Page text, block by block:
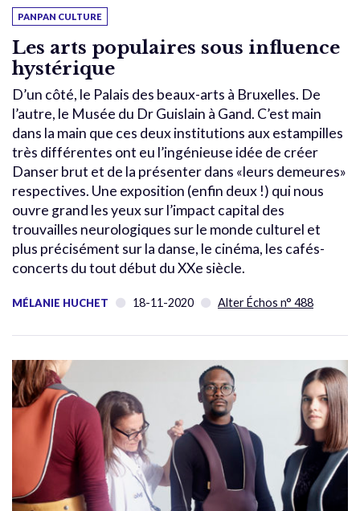
PANPAN CULTURE
Les arts populaires sous influence
hystérique
D’un côté, le Palais des beaux-arts à Bruxelles. De
l’autre, le Musée du Dr Guislain à Gand. C’est main
dans la main que ces deux institutions aux estampilles
très différentes ont eu l’ingénieuse idée de créer
Danser brut et de la présenter dans «leurs demeures»
respectives. Une exposition (enfin deux !) qui nous
ouvre grand les yeux sur l’impact capital des
trouvailles neurologiques sur le monde culturel et
plus précisément sur la danse, le cinéma, les cafés-
concerts du tout début du XXe siècle.
MÉLANIE HUCHET 18-11-2020 Alter Échos n° 488